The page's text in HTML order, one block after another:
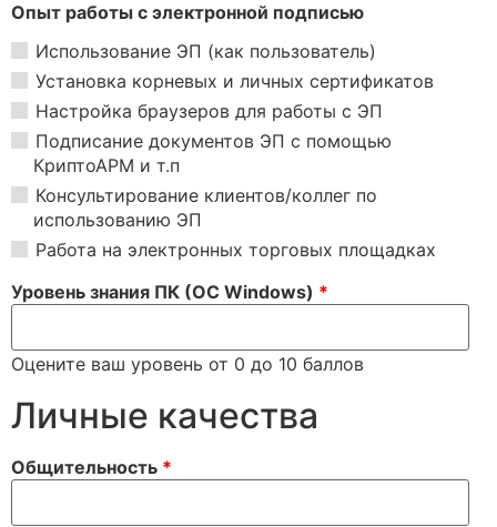
Опыт работы с электронной подписью
Использование ЭП (как пользователь)
Установка корневых и личных сертификатов
Настройка браузеров для работы с ЭП
Подписание документов ЭП c помощью
КриптоАРМ и т.п
Консультирование клиентов/коллег по
использованию ЭП
Работа на электронных торговых площадках
Уровень знания ПК (ОС Windows) *
Оцените ваш уровень от 0 до 10 баллов
Личные качества
Общительность *